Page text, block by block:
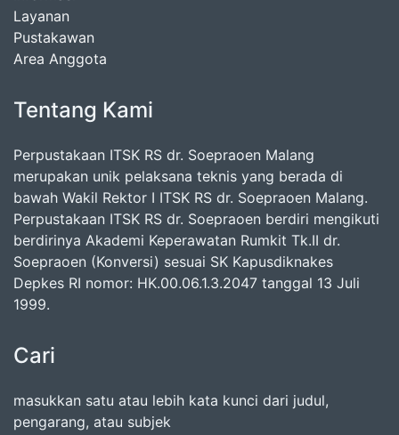
Layanan
Pustakawan
Area Anggota
Tentang Kami
Perpustakaan ITSK RS dr. Soepraoen Malang
merupakan unik pelaksana teknis yang berada di
bawah Wakil Rektor I ITSK RS dr. Soepraoen Malang.
Perpustakaan ITSK RS dr. Soepraoen berdiri mengikuti
berdirinya Akademi Keperawatan Rumkit Tk.II dr.
Soepraoen (Konversi) sesuai SK Kapusdiknakes
Depkes RI nomor: HK.00.06.1.3.2047 tanggal 13 Juli
1999.
Cari
masukkan satu atau lebih kata kunci dari judul,
pengarang, atau subjek